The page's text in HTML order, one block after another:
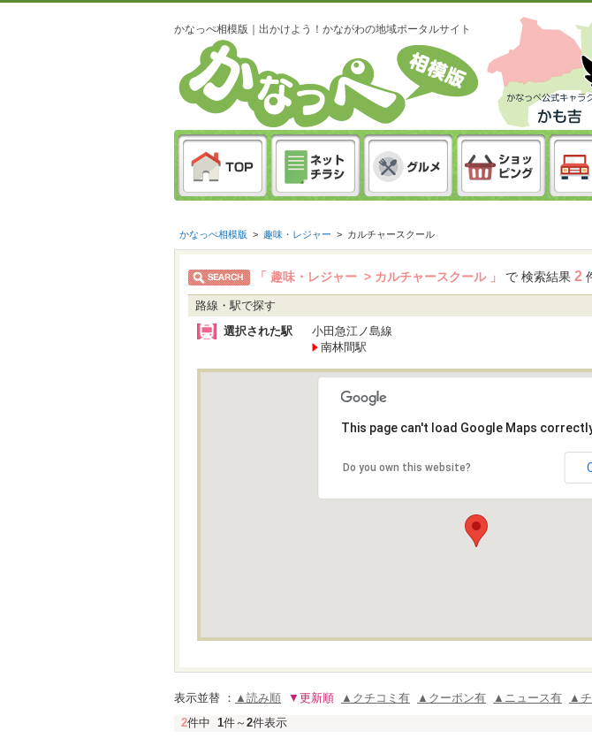
かなっぺ相模版｜出かけよう！かながわの地域ポータルサイト
かなっぺ相模版 > 趣味・レジャー > カルチャースクール
「 趣味・レジャー > カルチャースクール 」 で 検索結果 2
路線・駅で探す
選択された駅
小田急江ノ島線
南林間駅
This page can't load Google Maps
Do you own this website?
表示並替 ： ▲読み順 ▼更新順 ▲クチコミ有 ▲クーポン有 ▲ニュース有
▲
2件中 1件～ 2件表示